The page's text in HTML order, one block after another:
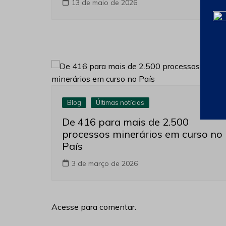
13 de maio de 2026
Blog Últimas notícias
De 416 para mais de 2.500
processos minerários em curso no
País
3 de março de 2026
Acesse para comentar.